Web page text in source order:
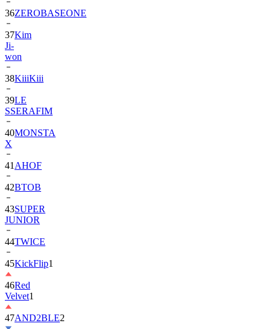
36ZEROBASEONE
37Kim
Ji-
won
38KiiiKiii
39LE
SSERAFIM
40MONSTA
X
41 AHOF
42BTOB
43SUPER
JUNIOR
44TWICE
45KickFlip1
46Red
Velvet1
47AND2BLE2